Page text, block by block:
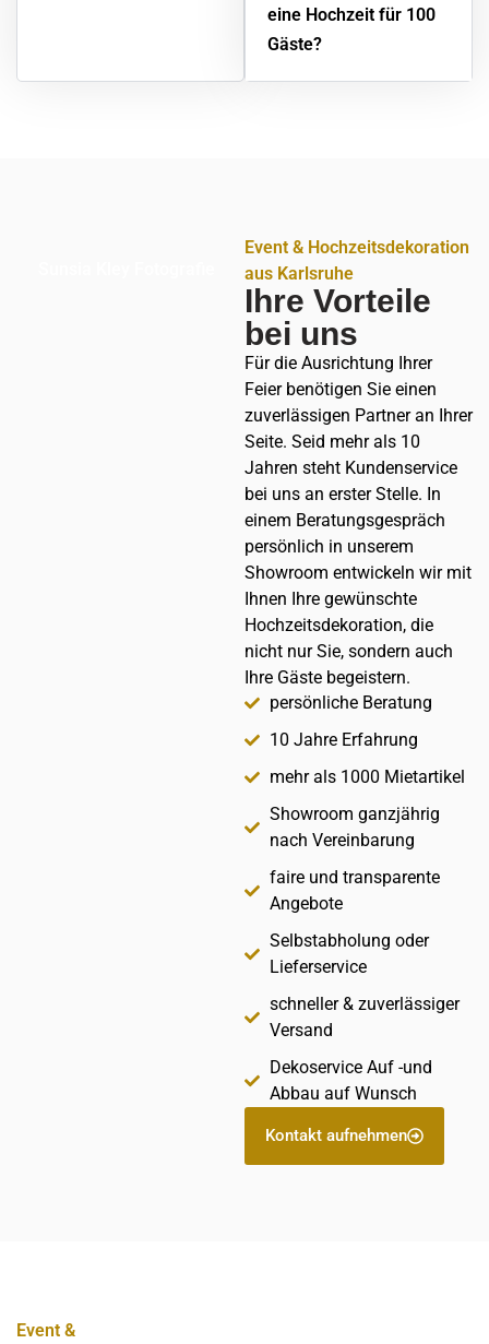
eine Hochzeit für 100
Gäste?
Event & Hochzeitsdekoration
aus Karlsruhe
Ihre Vorteile
bei uns
Für die Ausrichtung Ihrer
Feier benötigen Sie einen
zuverlässigen Partner an Ihrer
Seite. Seid mehr als 10
Jahren steht Kundenservice
bei uns an erster Stelle. In
einem Beratungsgespräch
persönlich in unserem
Showroom entwickeln wir mit
Ihnen Ihre gewünschte
Hochzeitsdekoration, die
nicht nur Sie, sondern auch
Ihre Gäste begeistern.
persönliche Beratung
10 Jahre Erfahrung
mehr als 1000 Mietartikel
Showroom ganzjährig
nach Vereinbarung
faire und transparente
Angebote
Selbstabholung oder
Lieferservice
schneller & zuverlässiger
Versand
Dekoservice Auf -und
Abbau auf Wunsch
Kontakt aufnehmen
Event &